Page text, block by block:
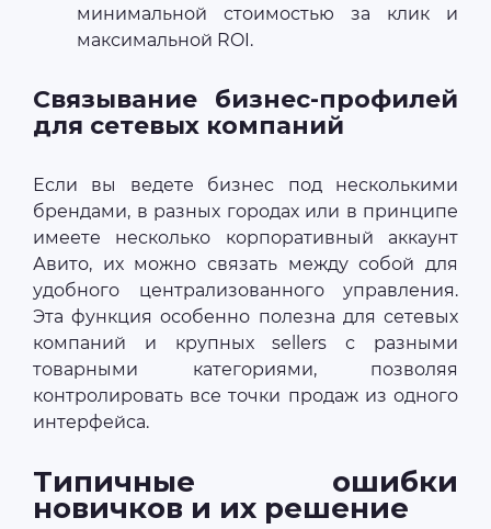
минимальной стоимостью за клик и
максимальной ROI.
Связывание бизнес-профилей
для сетевых компаний
Если вы ведете бизнес под несколькими
брендами, в разных городах или в принципе
имеете несколько корпоративный аккаунт
Авито, их можно связать между собой для
удобного централизованного управления.
Эта функция особенно полезна для сетевых
компаний и крупных sellers с разными
товарными категориями, позволяя
контролировать все точки продаж из одного
интерфейса.
Типичные ошибки
новичков и их решение